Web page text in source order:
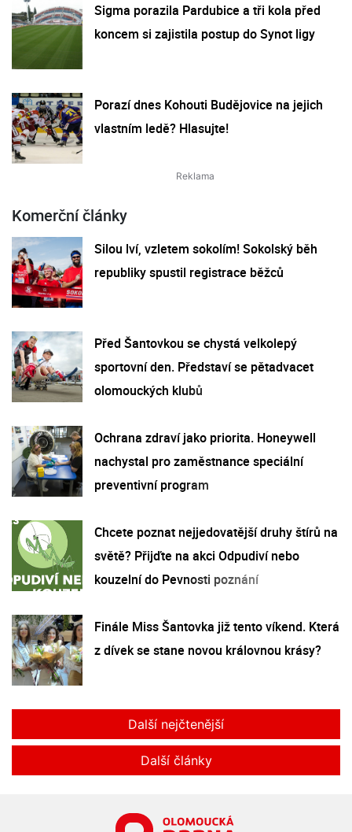
Sigma porazila Pardubice a tři kola před
koncem si zajistila postup do Synot ligy
Porazí dnes Kohouti Budějovice na jejich
vlastním ledě? Hlasujte!
Komerční články
Silou lví, vzletem sokolím! Sokolský běh
republiky spustil registrace běžců
Před Šantovkou se chystá velkolepý
sportovní den. Představí se pětadvacet
olomouckých klubů
Ochrana zdraví jako priorita. Honeywell
nachystal pro zaměstnance speciální
preventivní program
Chcete poznat nejjedovatější druhy štírů na
světě? Přijďte na akci Odpudiví nebo
kouzelní do Pevnosti poznání
Finále Miss Šantovka již tento víkend. Která
z dívek se stane novou královnou krásy?
Další nejčtenější
Další články